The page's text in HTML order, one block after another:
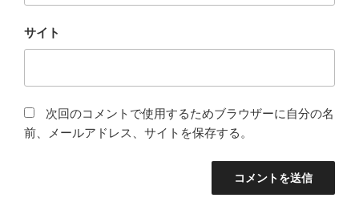
サイト
次回のコメントで使用するためブラウザーに自分の名
前、メールアドレス、サイトを保存する。